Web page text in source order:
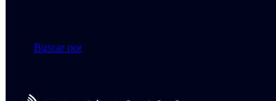
Buscar por